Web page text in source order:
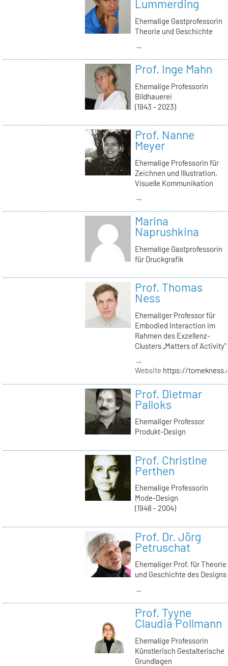
Lummerding
Ehemalige Gastprofessorin
Theorie und Geschichte
→
Prof. Inge Mahn
Ehemalige Professorin
Bildhauerei
(1943 - 2023)
Prof. Nanne
Meyer
Ehemalige Professorin für
Zeichnen und Illustration,
Visuelle Kommunikation
→
Marina
Naprushkina
Ehemalige Gastprofessorin
für Druckgrafik
Prof. Thomas
Ness
Ehemaliger Professor für
Embodied Interaction im
Rahmen des Exzellenz-
Clusters „Matters of Activity"
→
Website https://
Prof. Dietmar
Palloks
Ehemaliger Professor
Produkt-Design
Prof. Christine
Perthen
Ehemalige Professorin
Mode-Design
(1948 - 2004)
Prof. Dr. Jörg
Petruschat
Ehemaliger Prof. für Theorie
und Geschichte des Designs
→
Prof. Tyyne
Claudia Pollmann
Ehemalige Professorin
Künstlerisch Gestalterische
Grundlagen